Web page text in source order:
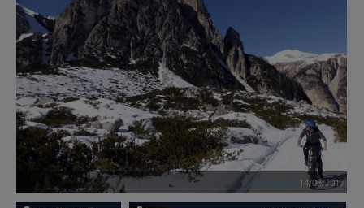
nonnocarb 14/03/2017